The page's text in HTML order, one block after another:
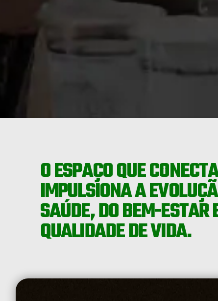
O ESPAÇO QUE
IMPULSIONA A
SAÚDE, DO BEM-ESTAR
QUALIDADE DE VIDA.